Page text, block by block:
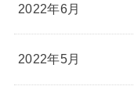
2022年6月
2022年5月